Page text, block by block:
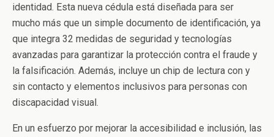
identidad. Esta nueva cédula está diseñada para ser
mucho más que un simple documento de identificación, ya
que integra 32 medidas de seguridad y tecnologías
avanzadas para garantizar la protección contra el fraude y
la falsificación. Además, incluye un chip de lectura con y
sin contacto y elementos inclusivos para personas con
discapacidad visual.
En un esfuerzo por mejorar la accesibilidad e inclusión, las